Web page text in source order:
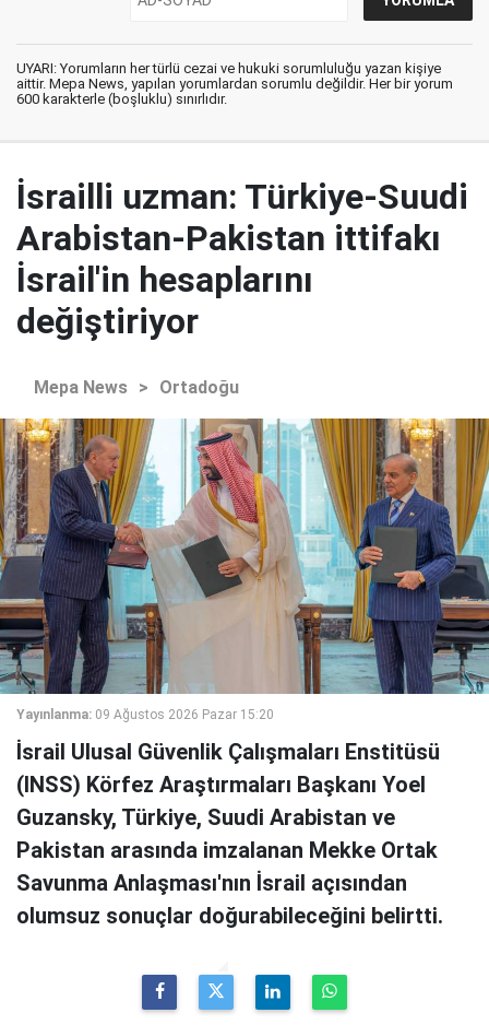
UYARI: Yorumların her türlü cezai ve hukuki sorumluluğu yazan kişiye
aittir. Mepa News, yapılan yorumlardan sorumlu değildir. Her bir yorum
600 karakterle (boşluklu) sınırlıdır.
İsrailli uzman: Türkiye-Suudi
Arabistan-Pakistan ittifakı
İsrail'in hesaplarını
değiştiriyor
Mepa News > Ortadoğu
Yayınlanma: 09 Ağustos 2026 Pazar 15:20
İsrail Ulusal Güvenlik Çalışmaları Enstitüsü
(INSS) Körfez Araştırmaları Başkanı Yoel
Guzansky, Türkiye, Suudi Arabistan ve
Pakistan arasında imzalanan Mekke Ortak
Savunma Anlaşması'nın İsrail açısından
olumsuz sonuçlar doğurabileceğini belirtti.